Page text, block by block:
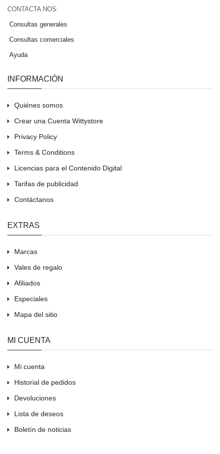
CONTACTA NOS:
Consultas generales
Consultas comerciales
Ayuda
INFORMACIÓN
Quiénes somos
Crear una Cuenta Wittystore
Privacy Policy
Terms & Conditions
Licencias para el Contenido Digital
Tarifas de publicidad
Contáctanos
EXTRAS
Marcas
Vales de regalo
Afiliados
Especiales
Mapa del sitio
MI CUENTA
Mi cuenta
Historial de pedidos
Devoluciones
Lista de deseos
Boletín de noticias